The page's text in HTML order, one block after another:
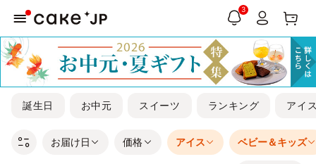
3
誕生日 お中元 スイーツ ランキング アイ
お届け日 価格 アイス ベビー＆キッズ